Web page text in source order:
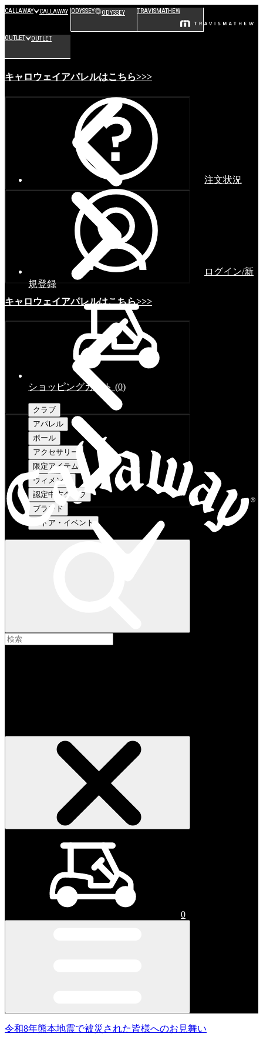
CALLAWAY CALLAWAY ODYSSEY ODYSSEY TRAVISMATHEW
OUTLET OUTLET
キャロウェイアパレルはこちら>>>
キャロウェイアパレルはこちら>>>
注文状況
ログイン/新
規登録
ショッピングカート (0)
クラブ
アパレル
ボール
アクセサリー
限定アイテム
ウィメンズ
認定中古クラブ
ブランド
ストア・イベント
0
令和8年熊本地震で被災された皆様へのお見舞い